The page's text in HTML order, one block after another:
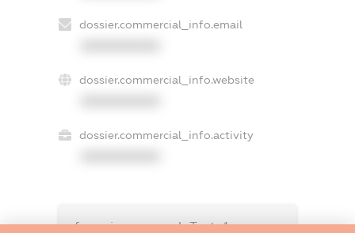
dossier.commercial_info.email
dossier.commercial_info.website
dossier.commercial_info.activity
freemium.exampleText_1